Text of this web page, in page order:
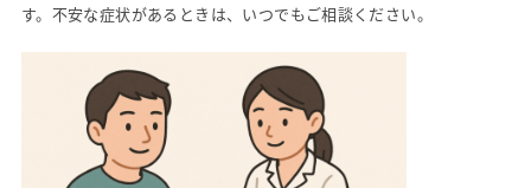
す。不安な症状があるときは、いつでもご相談ください。